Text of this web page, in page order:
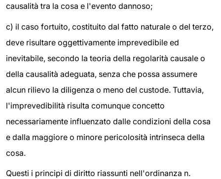
causalità tra la cosa e l'evento dannoso;
c) il caso fortuito, costituito dal fatto naturale o del terzo,
deve risultare oggettivamente imprevedibile ed
inevitabile, secondo la teoria della regolarità causale o
della causalità adeguata, senza che possa assumere
alcun rilievo la diligenza o meno del custode. Tuttavia,
l'imprevedibilità risulta comunque concetto
necessariamente influenzato dalle condizioni della cosa
e dalla maggiore o minore pericolosità intrinseca della
cosa.
Questi i principi di diritto riassunti nell'ordinanza n.